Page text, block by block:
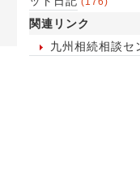
関連リンク
九州相続相談セ